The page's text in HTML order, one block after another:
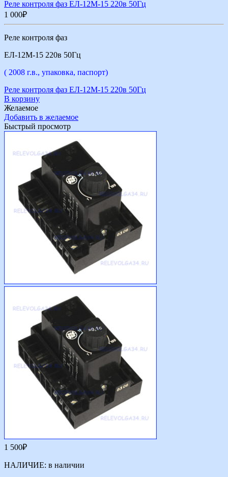
Реле контроля фаз ЕЛ-12М-15 220в 50Гц
1 000₽
Реле контроля фаз
ЕЛ-12М-15 220в 50Гц
( 2008 г.в., упаковка, паспорт)
Реле контроля фаз ЕЛ-12М-15 220в 50Гц
В корзину
Желаемое
Добавить в желаемое
Быстрый просмотр
1 500₽
НАЛИЧИЕ: в наличии